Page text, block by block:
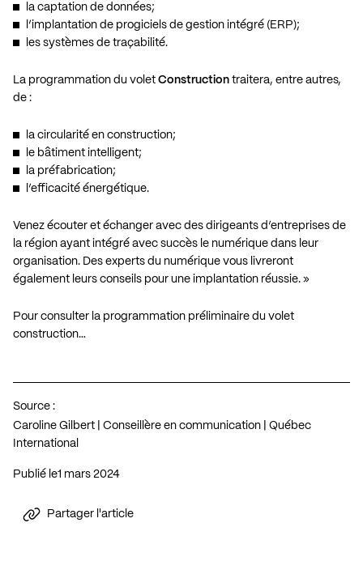
la captation de données;
l’implantation de progiciels de gestion intégré (ERP);
les systèmes de traçabilité.
La programmation du volet Construction traitera, entre autres,
de :
la circularité en construction;
le bâtiment intelligent;
la préfabrication;
l’efficacité énergétique.
Venez écouter et échanger avec des dirigeants d’entreprises de
la région ayant intégré avec succès le numérique dans leur
organisation. Des experts du numérique vous livreront
également leurs conseils pour une implantation réussie. »
Pour consulter la programmation préliminaire du volet
construction…
Source :
Caroline Gilbert | Conseillère en communication | Québec
International
Publié le 1 mars 2024
Partager l'article